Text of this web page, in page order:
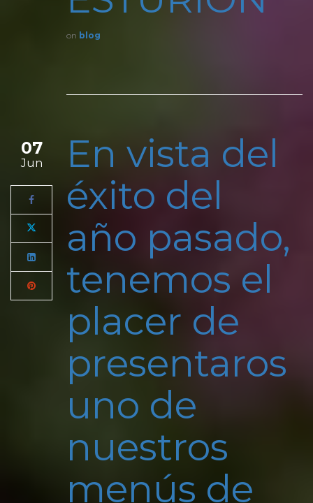
on blog
07
Jun
En vista del
éxito del
año pasado,
tenemos el
placer de
presentaros
uno de
nuestros
menús de